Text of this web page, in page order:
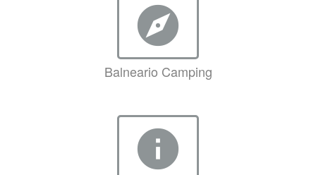
explore
Balneario Camping
info